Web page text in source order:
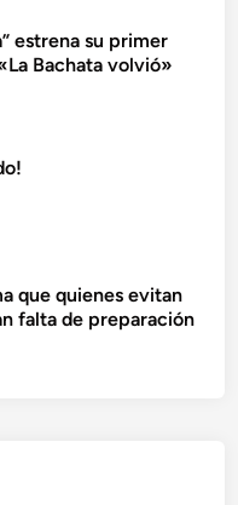
estrena su primer
Bachata volvió»
que quienes evitan
falta de preparación